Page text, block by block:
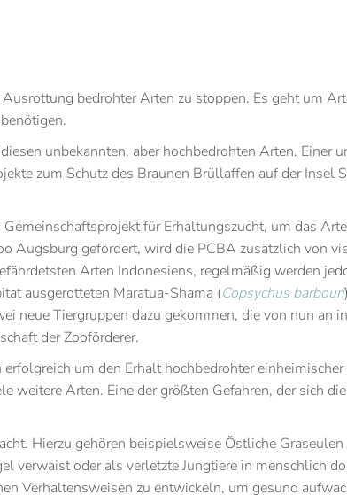
bedrohter Arten zu stoppen. Es geht um
unbekannten, aber hochbedrohten Arten. Einer
zum Schutz des Braunen Brüllaffen auf der Insel
für Erhaltungszucht, um das
Augsburg gefördert, wird die PCBA zusätzlich von
Arten Indonesiens, regelmäßig werden
ausgerotteten Maratua-Shama (Copsychus barbouri
neue Tiergruppen dazu gekommen, die von nun an
der Zooförderer.
um den Erhalt hochbedrohter
weitere Arten. Eine der größten Gefahren, der sich
Hierzu gehören beispielsweise Östliche
verwaist oder als verletzte Jungtiere in menschlich
Verhaltensweisen zu entwickeln, um gesund